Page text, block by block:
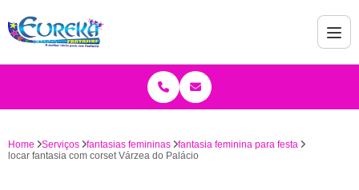
Home Serviços fantasias femininas
fantasia feminina para festa
locar fantasia com corset Várzea do Palácio